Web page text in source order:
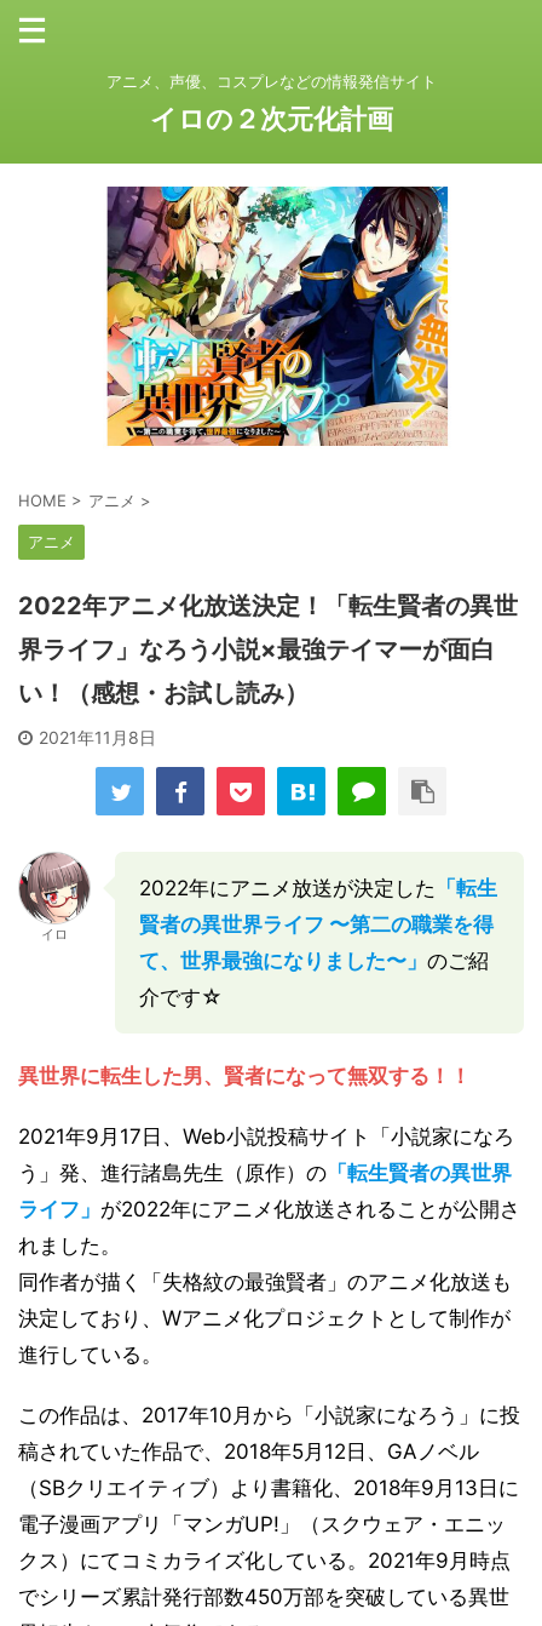
アニメ、声優、コスプレなどの情報発信サイト
イロの２次元化計画
HOME > アニメ >
アニメ
2022年アニメ化放送決定！「転生賢者の異世
界ライフ」なろう小説×最強テイマーが面白
い！（感想・お試し読み）
2021年11月8日
イロ
2022年にアニメ放送が決定した 「転生
賢者の異世界ライフ 〜第二の職業を得
て、世界最強になりました〜」 のご紹
介です☆
異世界に転生した男、賢者になって無双する！！
2021年9月17日、Web小説投稿サイト「小説家になろ
う」発、進行諸島先生（原作）の 「転生賢者の異世界
ライフ」 が2022年にアニメ化放送されることが公開さ
れました。
同作者が描く「失格紋の最強賢者」のアニメ化放送も
決定しており、Wアニメ化プロジェクトとして制作が
進行している。
この作品は、2017年10月から「小説家になろう」に投
稿されていた作品で、2018年5月12日、GAノベル
（SBクリエイティブ）より書籍化、2018年9月13日に
電子漫画アプリ「マンガUP!」（スクウェア・エニッ
クス）にてコミカライズ化している。2021年9月時点
でシリーズ累計発行部数450万部を突破している異世